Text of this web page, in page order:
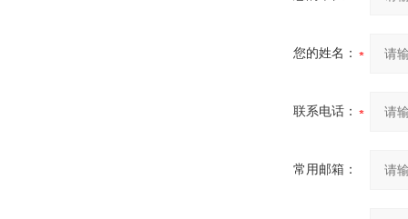
您的姓名：
联系电话：
常用邮箱：